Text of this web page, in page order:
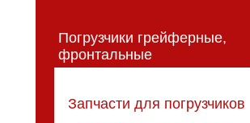
Погрузчики грейферные,
фронтальные
Запчасти для погрузчиков